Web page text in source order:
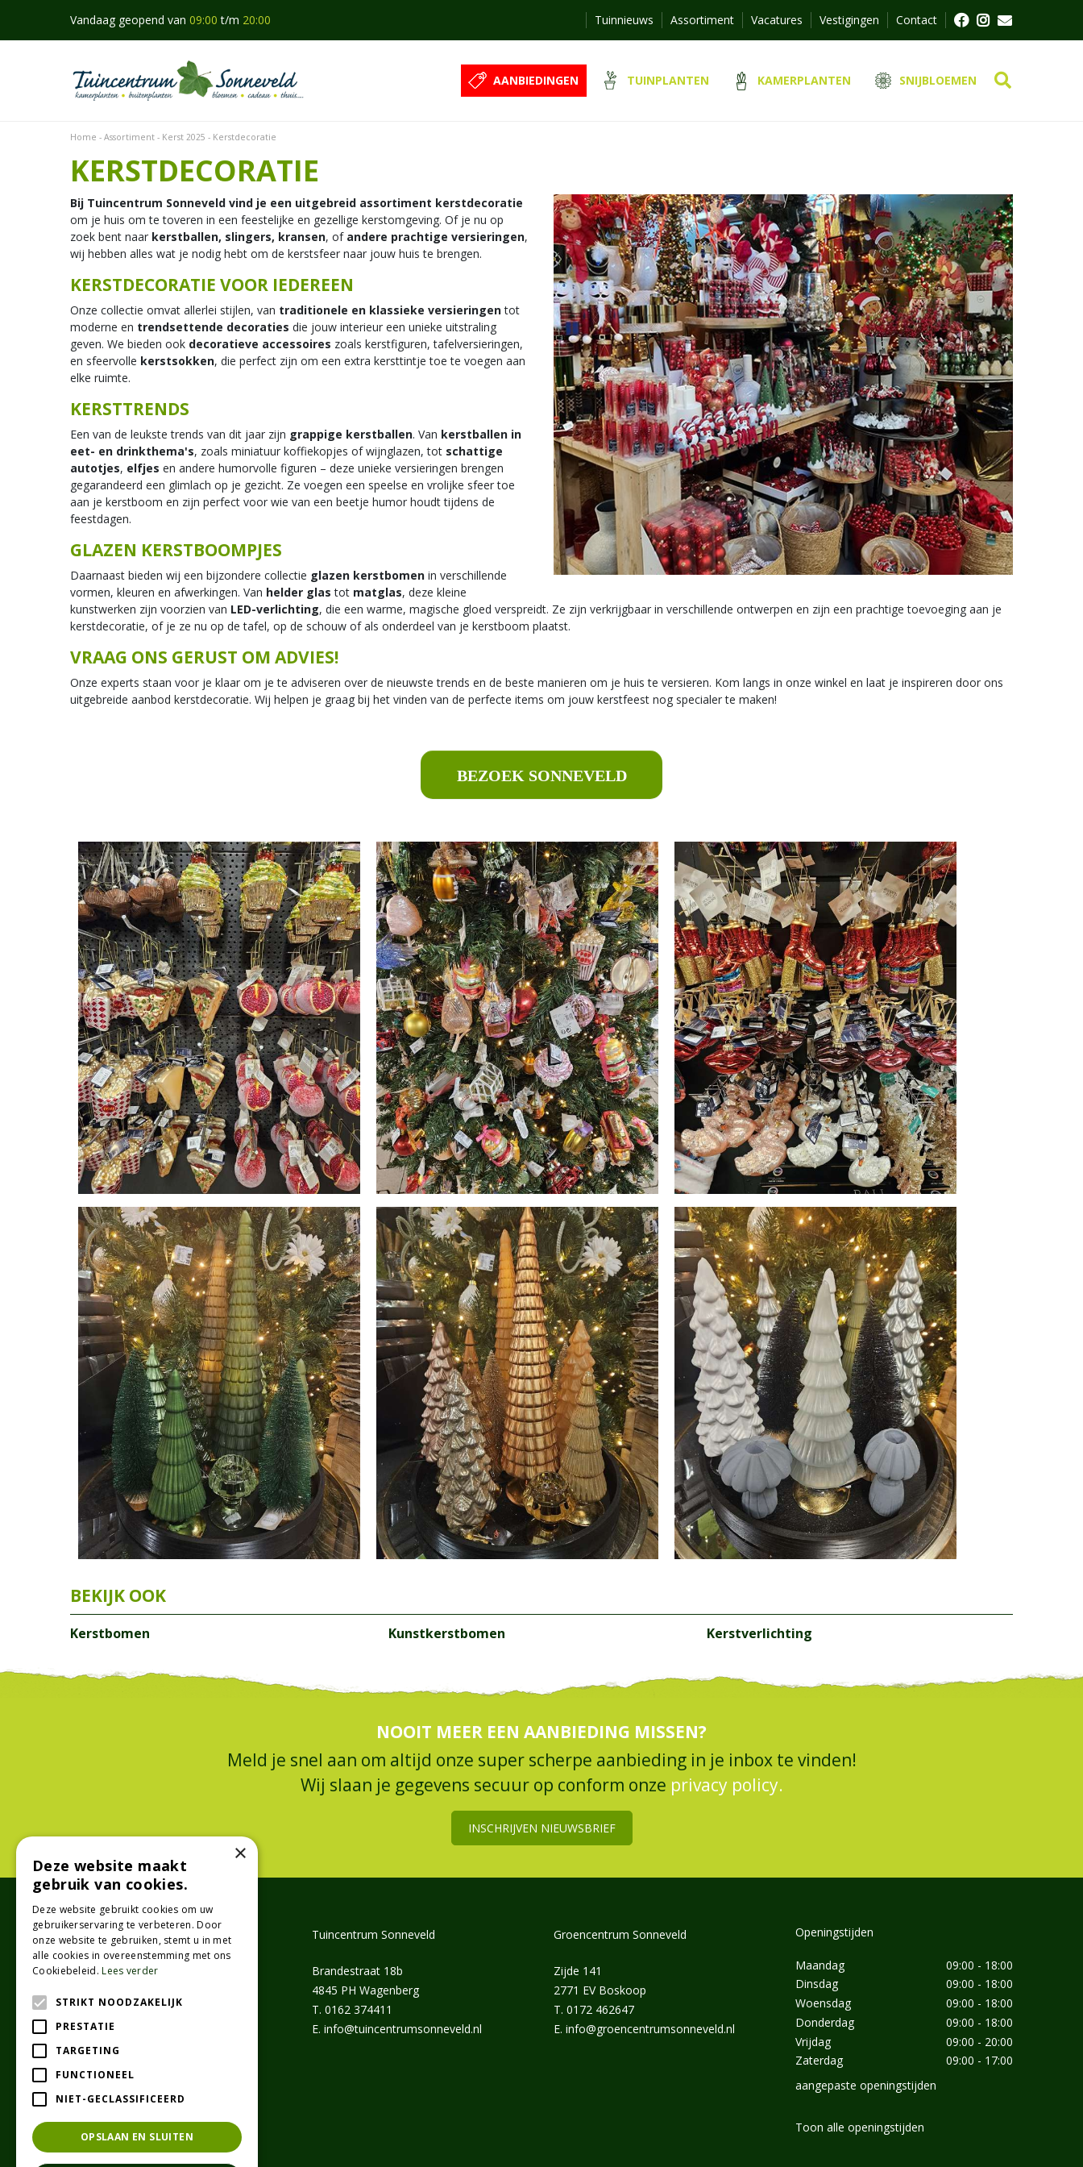
content
Home Assortiment Kerst 2025 Kerstdecoratie
Vandaag geopend van 09:00 t/m 20:00 Tuinnieuws Assortiment Vacatures Vestigingen Contact
AANBIEDINGEN TUINPLANTEN KAMERPLANTEN SNIJBLOEMEN
KERSTDECORATIE
Bij Tuincentrum Sonneveld vind je een uitgebreid assortiment kerstdecoratie
om je huis om te toveren in een feestelijke en gezellige kerstomgeving. Of je nu op
zoek bent naar kerstballen, slingers, kransen, of andere prachtige versieringen,
wij hebben alles wat je nodig hebt om de kerstsfeer naar jouw huis te brengen.
KERSTDECORATIE VOOR IEDEREEN
Onze collectie omvat allerlei stijlen, van traditionele en klassieke versieringentot
moderne en trendsettende decoraties die jouw interieur een unieke uitstraling
geven. We bieden ook decoratieve accessoires zoals kerstfiguren, tafelversieringen,
en sfeervolle kerstsokken, die perfect zijn om een extra kersttintje toe te voegen aan
elke ruimte.
KERSTTRENDS
Een van de leukste trends van dit jaar zijn grappige kerstballen. Van kerstballen in
eet- en drinkthema's, zoals miniatuur koffiekopjes of wijnglazen, tot schattige
autotjes, elfjes en andere humorvolle figuren – deze unieke versieringen brengen
gegarandeerd een glimlach op je gezicht. Ze voegen een speelse en vrolijke sfeer toe
aan je kerstboom en zijn perfect voor wie van een beetje humor houdt tijdens de
feestdagen.
GLAZEN KERSTBOOMPJES
Daarnaast bieden wij een bijzondere collectie glazen kerstbomen in verschillende
vormen, kleuren en afwerkingen. Van helder glas tot matglas, deze kleine
kunstwerken zijn voorzien van LED-verlichting, die een warme, magische gloed verspreidt. Ze zijn verkrijgbaar in verschillende ontwerpen en zijn een prachtige toevoeging aan je
kerstdecoratie, of je ze nu op de tafel, op de schouw of als onderdeel van je kerstboom plaatst.
VRAAG ONS GERUST OM ADVIES!
Onze experts staan voor je klaar om je te adviseren over de nieuwste trends en de beste manieren om je huis te versieren. Kom langs in onze winkel en laat je inspireren door ons
uitgebreide aanbod kerstdecoratie. Wij helpen je graag bij het vinden van de perfecte items om jouw kerstfeest nog specialer te maken!
BEZOEK SONNEVELD
Kerstbomen Kunstkerstbomen Kerstverlichting
NOOIT MEER EEN AANBIEDING MISSEN?
Meld je snel aan om altijd onze super scherpe aanbieding in je inbox te vinden!
Wij slaan je gegevens secuur op conform onze privacy policy.
INSCHRIJVEN NIEUWSBRIEF
Klanten beoordelen ons met Tuincentrum Sonneveld
Brandestraat 18b
4845 PH Wagenberg
T. 0162 374411
E. info@tuincentrumsonneveld.nl
Groencentrum Sonneveld
Zijde 141
2771 EV Boskoop
T. 0172 462647
E. info@groencentrumsonneveld.nl
Openingstijden
Maandag
09:00 - 18:00
Dinsdag
09:00 - 18:00
Woensdag
09:00 - 18:00
Donderdag
09:00 - 18:00
Vrijdag
09:00 - 20:00
Zaterdag
09:00 - 17:00
aangepaste openingstijden
Toon alle openingstijden
×
Deze website maakt
gebruik van cookies.
Deze website gebruikt cookies om uw
gebruikerservaring te verbeteren. Door
onze website te gebruiken, stemt u in met
alle cookies in overeenstemming met ons
Cookiebeleid.Lees verder
STRIKT NOODZAKELIJK
PRESTATIE
TARGETING
FUNCTIONEEL
NIET-GECLASSIFICEERD
OPSLAAN EN SLUITEN